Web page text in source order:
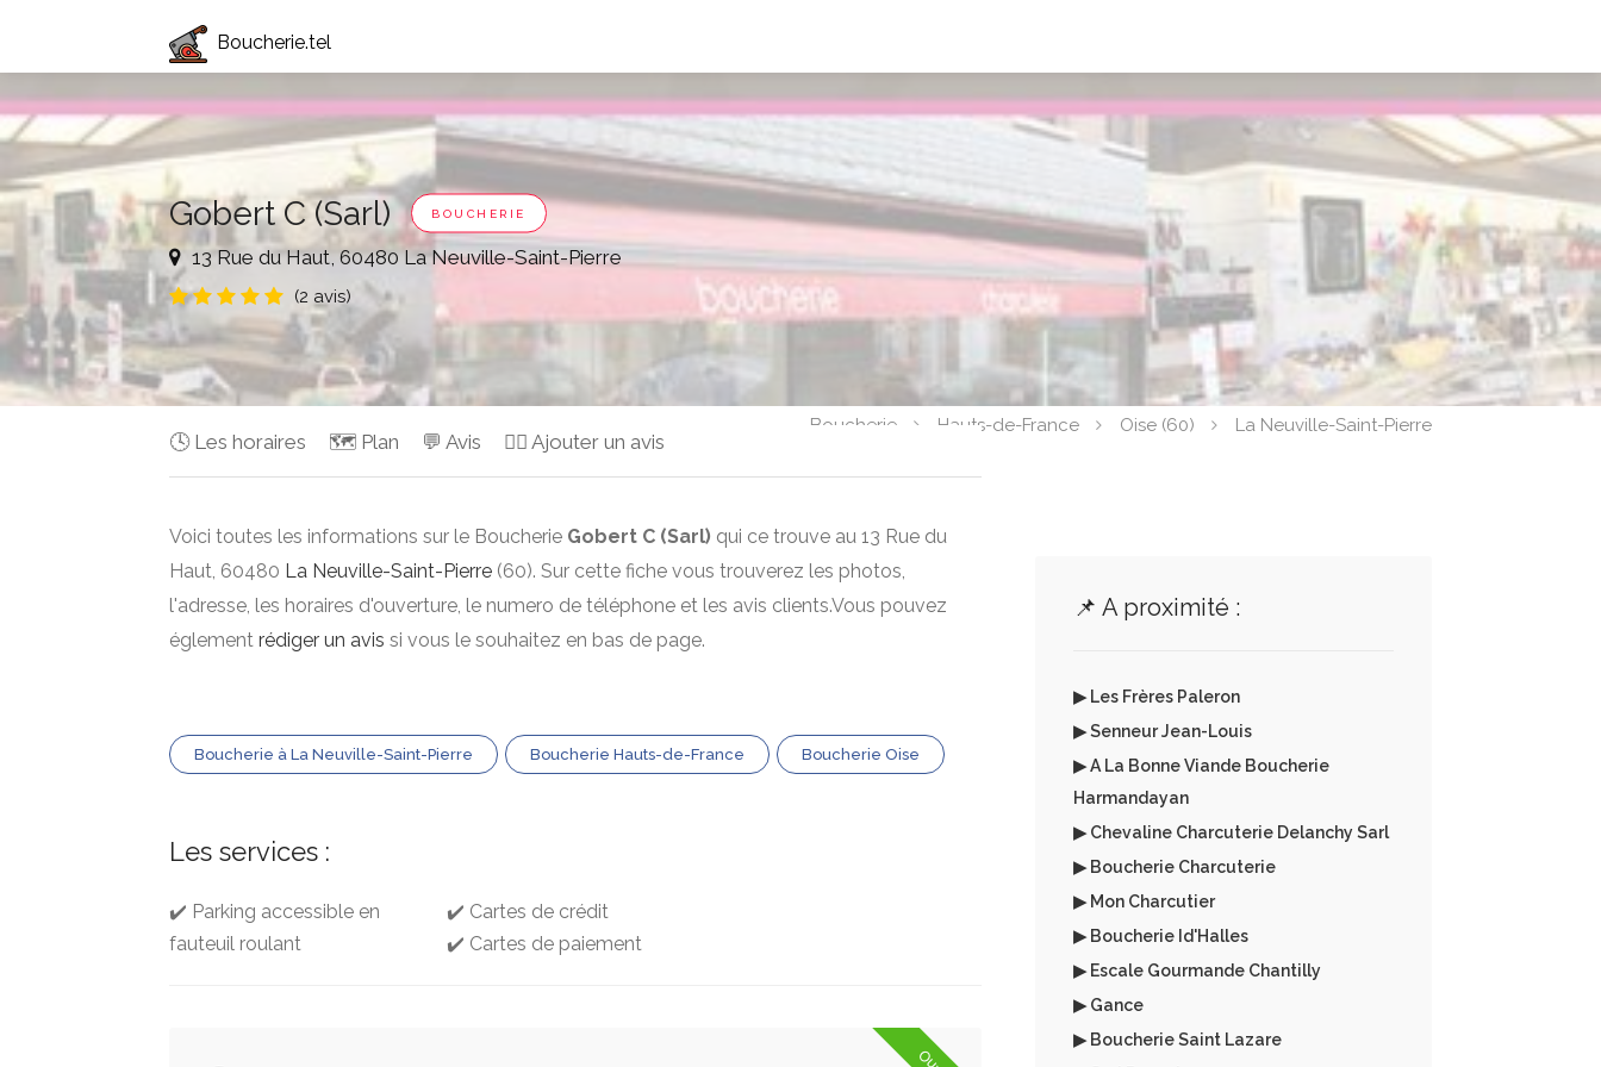
Boucherie.tel
Gobert C (Sarl) BOUCHERIE
13 Rue du Haut, 60480 La Neuville-Saint-Pierre
(2 avis)
Boucherie Hauts-de-France Oise (60) La Neuville-Saint-Pierre
🕓 Les horaires 🗺️ Plan 💬 Avis ✍🏻 Ajouter un avis
Voici toutes les informations sur le Boucherie Gobert C (Sarl) qui ce trouve au 13 Rue du
Haut, 60480 La Neuville-Saint-Pierre (60). Sur cette fiche vous trouverez les photos,
l'adresse, les horaires d'ouverture, le numero de téléphone et les avis clients.Vous pouvez
églement rédiger un avis si vous le souhaitez en bas de page.
Boucherie à La Neuville-Saint-Pierre Boucherie Hauts-de-France Boucherie Oise
Les services :
✔️ Parking accessible en
fauteuil roulant
✔️ Cartes de crédit
✔️ Cartes de paiement
📌 A proximité :
▶ Les Frères Paleron
▶ Senneur Jean-Louis
▶ A La Bonne Viande Boucherie
Harmandayan
▶ Chevaline Charcuterie Delanchy Sarl
▶ Boucherie Charcuterie
▶ Mon Charcutier
▶ Boucherie Id'Halles
▶ Escale Gourmande Chantilly
▶ Gance
▶ Boucherie Saint Lazare